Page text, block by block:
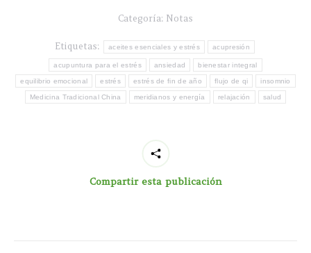
Categoría: Notas
Etiquetas: aceites esenciales y estrés acupresión
acupuntura para el estrés ansiedad bienestar integral
equilibrio emocional estrés estrés de fin de año flujo de qi insomnio
Medicina Tradicional China meridianos y energía relajación salud
Compartir esta publicación